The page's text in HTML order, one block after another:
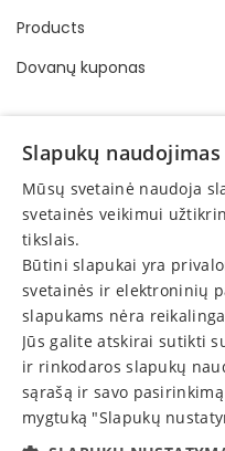
Products
Dovanų kuponas
INFORMATION
Buying and selling order
Privacy policy
Online consumer dispute
Protection of consumer
Return
Announcements
Slapukų naudojimas
Mūsų svetainė naudoja
svetainės veikimui
tikslais.
Būtini slapukai yra
svetainės ir elektroninių
slapukams nėra
Jūs galite atskirai sutikti
ir rinkodaros slapukų
sąrašą ir savo
mygtuką "Slapukų